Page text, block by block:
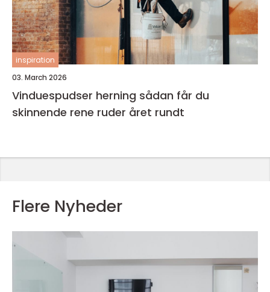
inspiration
03. March 2026
Vinduespudser herning sådan får du
skinnende rene ruder året rundt
Flere Nyheder